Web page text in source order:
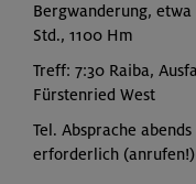
Bergwanderung, etwa
Std., 1100 Hm
Treff: 7:30 Raiba,
Fürstenried West
Tel. Absprache abends
erforderlich (anrufen!)